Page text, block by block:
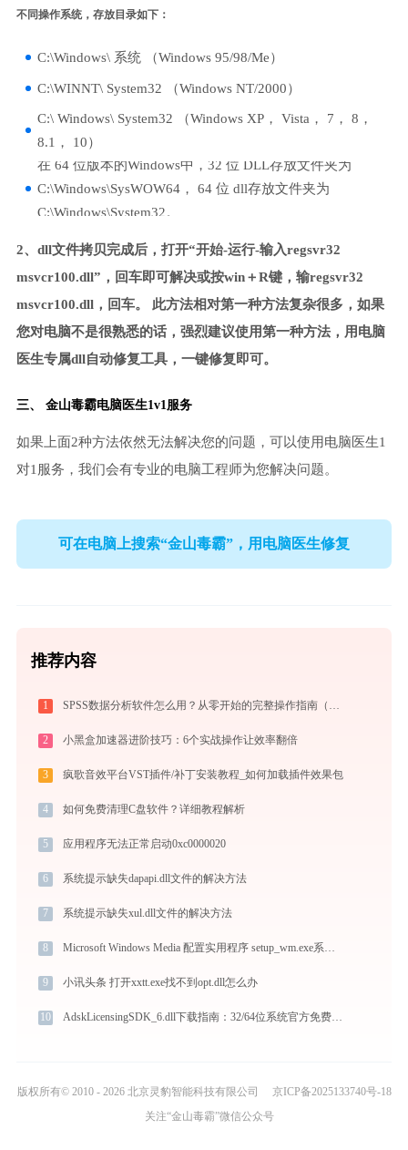
不同操作系统，存放目录如下：
C:\Windows\ 系统 （Windows 95/98/Me）
C:\WINNT\ System32 （Windows NT/2000）
C:\ Windows\ System32 （Windows XP， Vista， 7， 8，
8.1， 10）
在 64 位版本的Windows中，32 位 DLL存放文件夹为
C:\Windows\SysWOW64， 64 位 dll存放文件夹为
C:\Windows\System32。
2、dll文件拷贝完成后，打开“开始-运行-输入regsvr32
msvcr100.dll”，回车即可解决或按win＋R键，输regsvr32
msvcr100.dll，回车。 此方法相对第一种方法复杂很多，如果
您对电脑不是很熟悉的话，强烈建议使用第一种方法，用电脑
医生专属dll自动修复工具，一键修复即可。
三、 金山毒霸电脑医生1v1服务
如果上面2种方法依然无法解决您的问题，可以使用电脑医生1
对1服务，我们会有专业的电脑工程师为您解决问题。
可在电脑上搜索“金山毒霸”，用电脑医生修复
推荐内容
1 SPSS数据分析软件怎么用？从零开始的完整操作指南（附实战案例）
2 小黑盒加速器进阶技巧：6个实战操作让效率翻倍
3 疯歌音效平台VST插件/补丁安装教程_如何加载插件效果包
4 如何免费清理C盘软件？详细教程解析
5 应用程序无法正常启动0xc0000020
6 系统提示缺失dapapi.dll文件的解决方法
7 系统提示缺失xul.dll文件的解决方法
8 Microsoft Windows Media 配置实用程序 setup_wm.exe系统错误msvcr100.dll丢失如何解决
9 小讯头条 打开xxtt.exe找不到opt.dll怎么办
10 AdskLicensingSDK_6.dll下载指南：32/64位系统官方免费解决方案
版权所有© 2010 - 2026 北京灵豹智能科技有限公司
京ICP备2025133740号-18
关注“金山毒霸”微信公众号